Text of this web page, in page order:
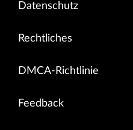
Datenschutz
Rechtliches
DMCA-Richtlinie
Feedback